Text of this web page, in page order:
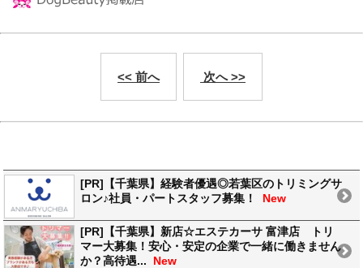
<< 前へ 次へ >>
[PR]【千葉県】経験者優遇◎若葉区のトリミングサ
ロン♪社員・パートスタッフ募集！ New
[PR]【千葉県】新店☆エステカーサ 富津店 トリ
マー大募集！安心・安定の企業で一緒に働きません
か？高待遇... New